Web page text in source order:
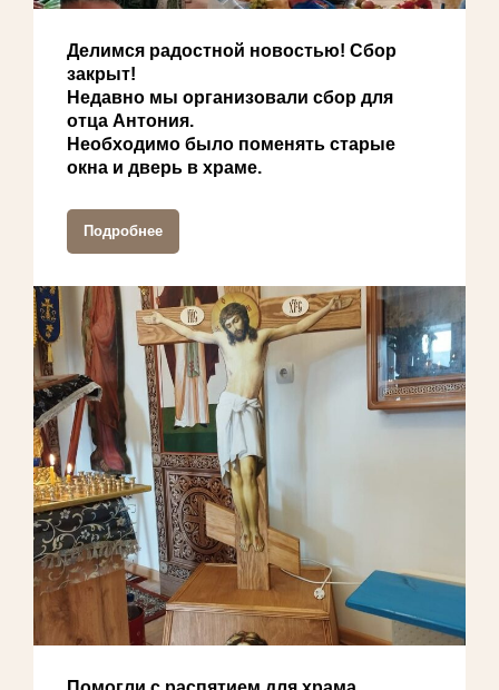
Делимся радостной новостью! Сбор
закрыт!
Недавно мы организовали сбор для
отца Антония.
Необходимо было поменять старые
окна и дверь в храме.
Подробнее